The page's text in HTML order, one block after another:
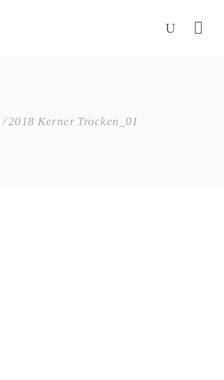
2018 Kerner Trocken_01